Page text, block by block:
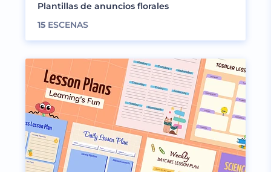
Plantillas de anuncios florales
15 ESCENAS